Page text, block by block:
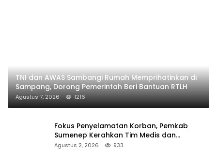
TNI dan AWAS Sambangi Rumah Memprihatinkan di
Sampang, Dorong Pemerintah Beri Bantuan RTLH
Agustus 7, 2026 1216
Fokus Penyelamatan Korban, Pemkab
Sumenep Kerahkan Tim Medis dan
Ambulans ke Pelabuhan Kalianget
Agustus 2, 2026 933